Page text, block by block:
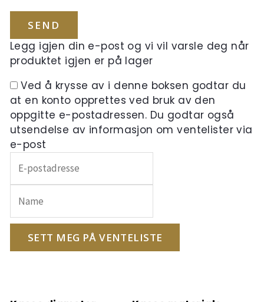
Legg igjen din e-post og vi vil varsle deg når
produktet igjen er på lager
Ved å krysse av i denne boksen godtar du
at en konto opprettes ved bruk av den
oppgitte e-postadressen. Du godtar også
utsendelse av informasjon om ventelister via
e-post
inn
e-
postadressen
din
SETT MEG PÅ VENTELISTE